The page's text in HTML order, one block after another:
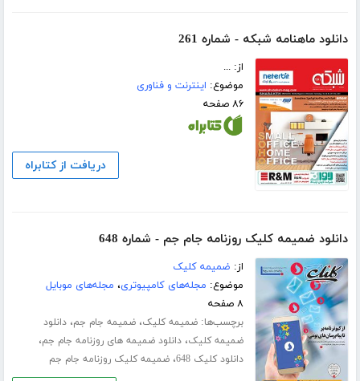
دانلود ماهنامه شبکه - شماره 261
از: ...
موضوع: اینترنت و فناوری
۸۶ صفحه
دریافت از کتابراه
دانلود ضمیمه کلیک روزنامه جام جم - شماره 648
از: ضمیمه کلیک
موضوع: مجله‌های کامپیوتری، مجله‌های موبایل
۸ صفحه
برچسب‌ها:ضمیمه کلیک،ضمیمه جام جم،دانلود
ضمیمه کلیک،دانلود ضمیمه های روزنامه جام جم،
دانلود کلیک 648 ،ضمیمه کلیک روزنامه جام جم